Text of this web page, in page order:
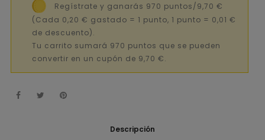
Regístrate y ganarás 970 puntos/9,70 €
(Cada 0,20 € gastado = 1 punto, 1 punto = 0,01 €
de descuento).
Tu carrito sumará 970 puntos que se pueden
convertir en un cupón de 9,70 €.
Descripción